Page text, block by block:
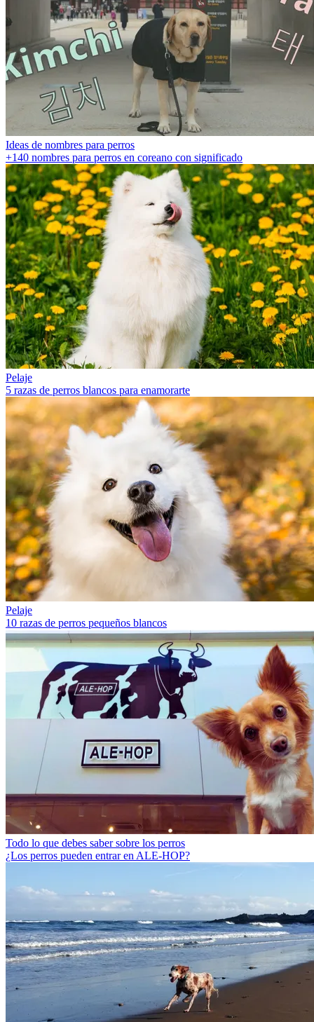
Ideas de nombres para perros
+140 nombres para perros en coreano con significado
Pelaje
5 razas de perros blancos para enamorarte
Pelaje
10 razas de perros pequeños blancos
Todo lo que debes saber sobre los perros
¿Los perros pueden entrar en ALE-HOP?